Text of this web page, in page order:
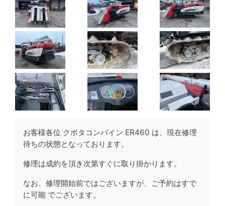
お客様各位 クボタコンバイン ER460 は、現在修理
待ちの状態となっております。
修理は成約を頂き次第すぐに取り掛かります。
なお、修理開始前ではございますが、ご予約はすで
に可能 でございます。